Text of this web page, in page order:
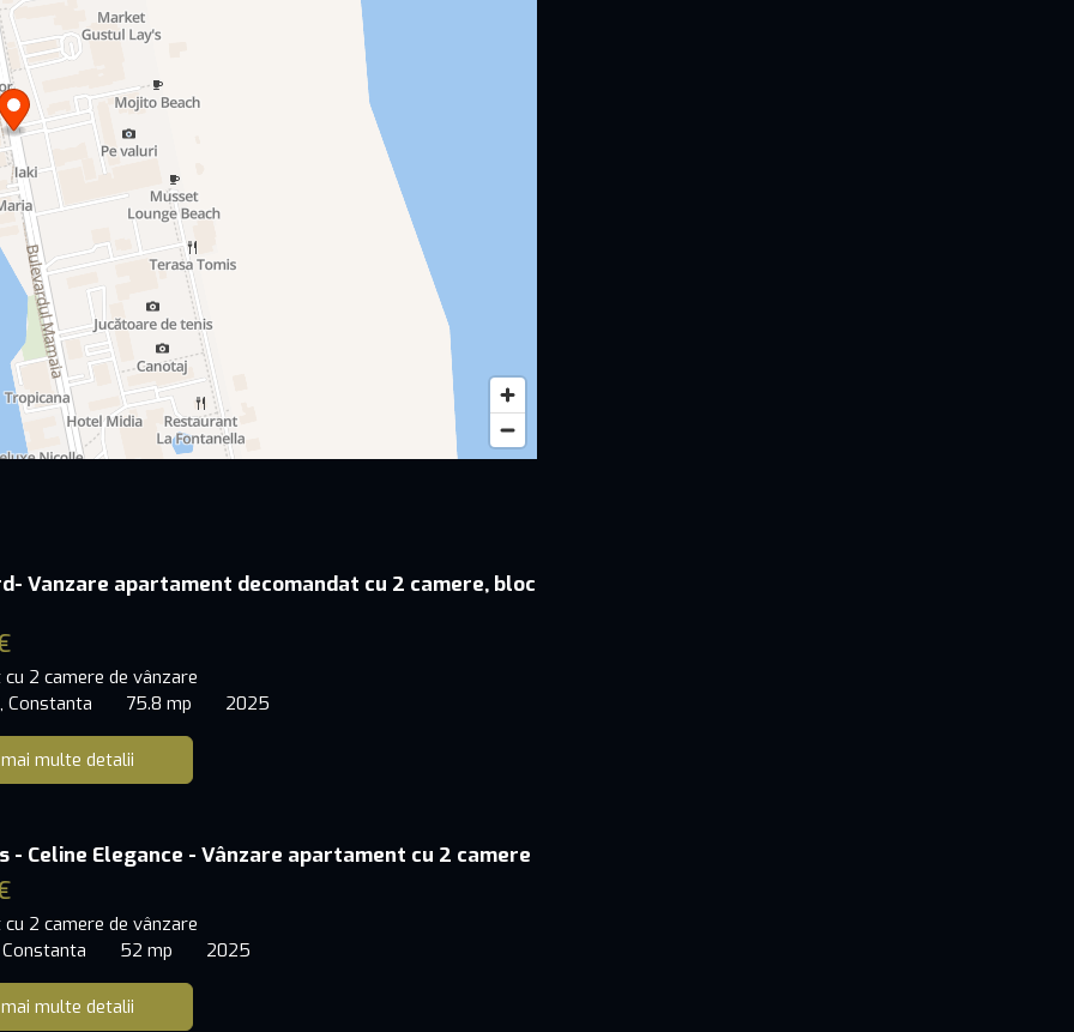
Vanzare apartament decomandat cu 2 camere, bloc
2 camere de vânzare
Constanta
75.8 mp 2025
multe detalii
- Celine Elegance - Vânzare apartament cu 2 camere
2 camere de vânzare
52 mp 2025
multe detalii